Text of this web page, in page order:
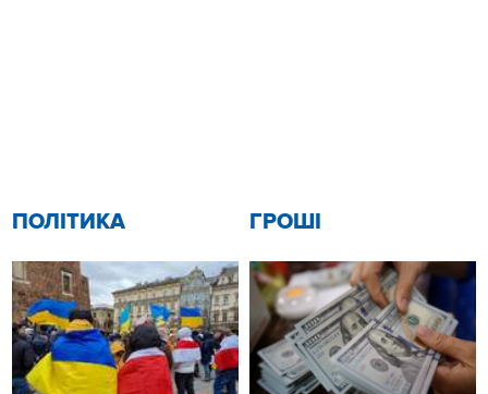
ПОЛІТИКА ГРОШІ